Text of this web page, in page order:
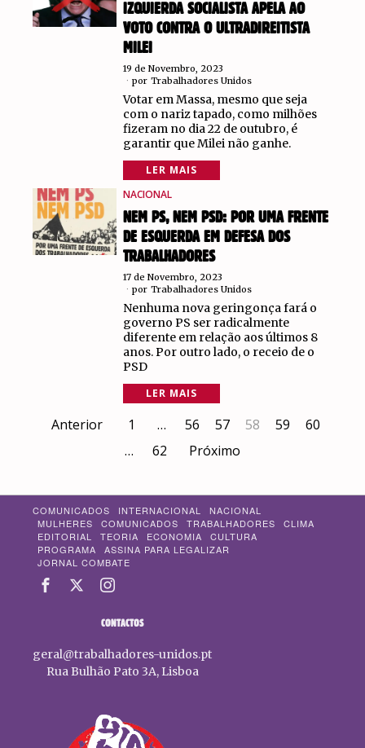
IZQUIERDA SOCIALISTA APELA AO
VOTO CONTRA O ULTRADIREITISTA
MILEI
19 de Novembro, 2023
por Trabalhadores Unidos
Votar em Massa, mesmo que seja
com o nariz tapado, como milhões
fizeram no dia 22 de outubro, é
garantir que Milei não ganhe.
LER MAIS
NACIONAL
NEM PS, NEM PSD: POR UMA FRENTE
DE ESQUERDA EM DEFESA DOS
TRABALHADORES
17 de Novembro, 2023
por Trabalhadores Unidos
Nenhuma nova geringonça fará o
governo PS ser radicalmente
diferente em relação aos últimos 8
anos. Por outro lado, o receio de o
PSD
LER MAIS
Anterior 1 … 56 57 58 59
60
…
62 Próximo
COMUNICADOS INTERNACIONAL
NACIONAL
MULHERES
COMUNICADOS TRABALHADORES
CLIMA
EDITORIAL
TEORIA ECONOMIA
CULTURA
PROGRAMA
ASSINA PARA LEGALIZAR
JORNAL COMBATE
CONTACTOS
geral@trabalhadores-unidos.pt
Rua Bulhão Pato 3A, Lisboa